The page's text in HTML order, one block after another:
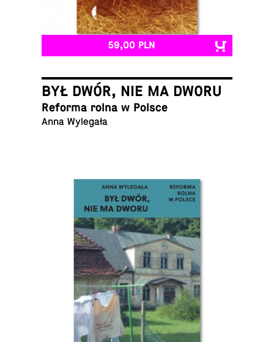
59,00 PLN
BYŁ DWÓR, NIE MA DWORU
Reforma rolna w Polsce
Anna Wylegała